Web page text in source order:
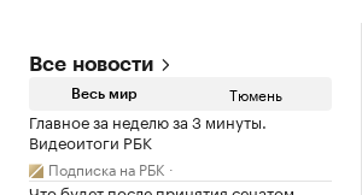
Все новости
Весь мир Тюмень
Главное за неделю за 3 минуты.
Видеоитоги РБК
Подписка на РБК